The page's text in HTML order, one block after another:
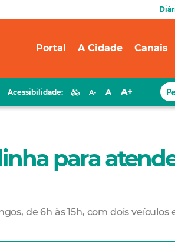
Portal A Cidade Canais
Acessibilidade: A- A A+
para
de 6h às 15h, com dois